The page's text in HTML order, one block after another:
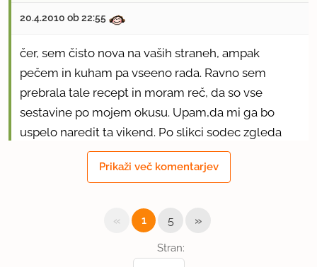
20.4.2010 ob 22:55
čer, sem čisto nova na vaših straneh, ampak
pečem in kuham pa vseeno rada. Ravno sem
prebrala tale recept in moram reč, da so vse
sestavine po mojem okusu. Upam,da mi ga bo
uspelo naredit ta vikend. Po slikci sodec zgleda
noro dobro, njam njam
Prikaži več komentarjev
Stran:
« 1 5 »